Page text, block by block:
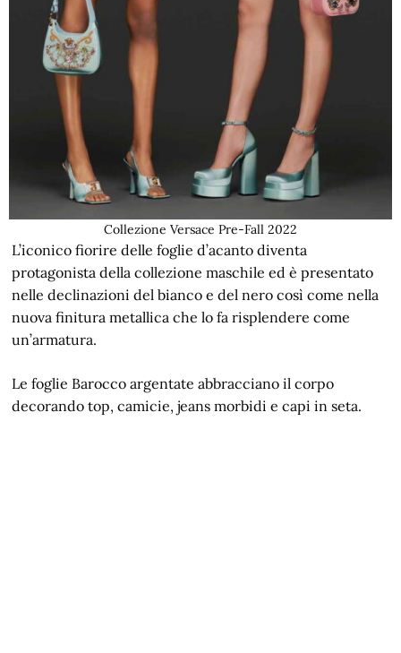
Collezione Versace Pre-Fall 2022
L’iconico fiorire delle foglie d’acanto diventa
protagonista della collezione maschile ed è presentato
nelle declinazioni del bianco e del nero così come nella
nuova finitura metallica che lo fa risplendere come
un’armatura.
Le foglie Barocco argentate abbracciano il corpo
decorando top, camicie, jeans morbidi e capi in seta.